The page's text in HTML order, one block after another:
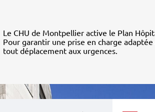
Le CHU de Montpellier active le Plan
Pour garantir une prise en charge
tout déplacement aux urgences.